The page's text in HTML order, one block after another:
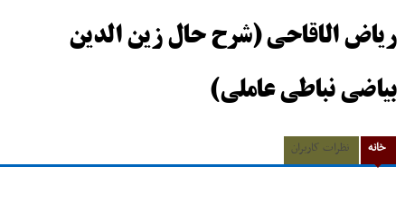
ریاض الاقاحى (شرح حال زین الدین
بیاضى نباطى عاملى)
خانه نظرات کاربران